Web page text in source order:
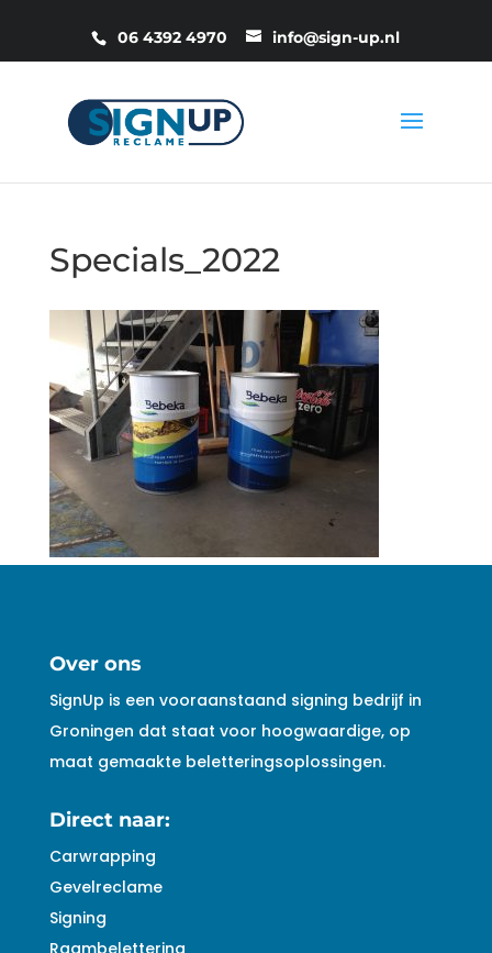
06 4392 4970 info@sign-up.nl
Specials_2022
Over ons
SignUp is een vooraanstaand signing bedrijf in
Groningen dat staat voor hoogwaardige, op
maat gemaakte beletteringsoplossingen.
Direct naar:
Carwrapping
Gevelreclame
Signing
Raambelettering